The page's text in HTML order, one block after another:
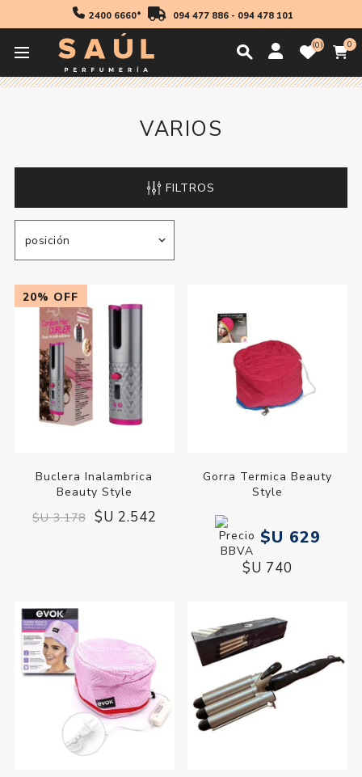
2400 6660* 094 477 886- 094 478 101
0 0
Accesorios
VARIOS
FILTROS
20% OFF
Buclera Inalambrica
Beauty Style
$U 3.178 $U 2.542
Gorra Termica Beauty
Style
$U 629
$U 740